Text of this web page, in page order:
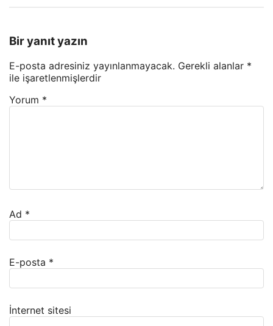
Bir yanıt yazın
E-posta adresiniz yayınlanmayacak. Gerekli alanlar *
ile işaretlenmişlerdir
Yorum *
Ad *
E-posta *
İnternet sitesi